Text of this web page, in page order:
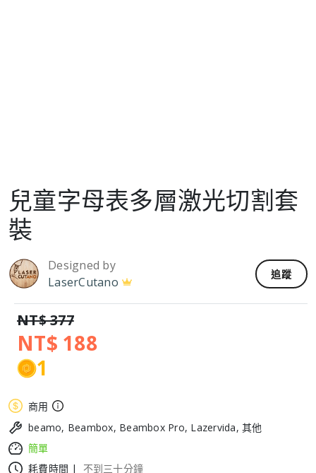
兒童字母表多層激光切割套
裝
Designed by
LaserCutano
追蹤
NT$ 377
NT$ 188
1
商用
beamo, Beambox, Beambox Pro, Lazervida, 其他
簡單
耗費時間 |
不到三十分鐘